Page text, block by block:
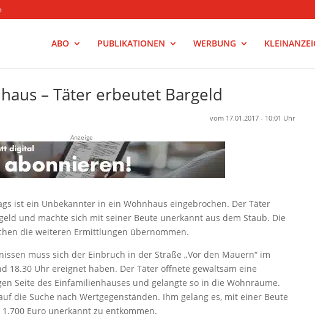
ABO PUBLIKATIONEN WERBUNG
– Täter erbeutet Bargeld
vom 17.01.2017 - 10:01 Uhr
Anzeige
ist ein Unbekannter in ein Wohnhaus eingebrochen. Der Täter
und machte sich mit seiner Beute unerkannt aus dem Staub. Die
die weiteren Ermittlungen übernommen.
muss sich der Einbruch in der Straße „Vor den Mauern“ im
18.30 Uhr ereignet haben. Der Täter öffnete gewaltsam eine
Seite des Einfamilienhauses und gelangte so in die Wohnräume.
die Suche nach Wertgegenständen. Ihm gelang es, mit einer Beute
Euro unerkannt zu entkommen.